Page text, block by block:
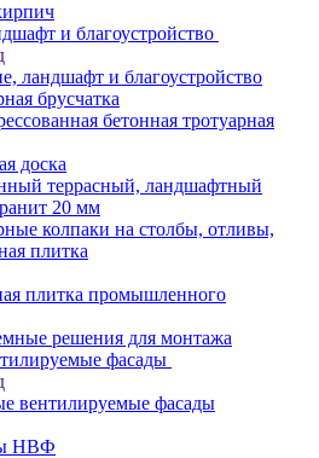
и благоустройство
ландшафт и благоустройство
брусчатка
бетонная тротуарная
доска
террасный, ландшафтный
20 мм
колпаки на столбы, отливы,
плитка
плитка промышленного
решения для монтажа
фасады
вентилируемые фасады
НВФ